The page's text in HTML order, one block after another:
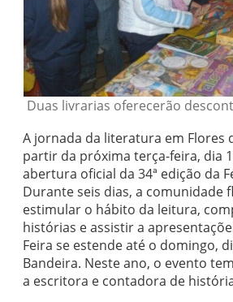
Duas livrarias oferecerão
A jornada da literatura em Flores
partir da próxima terça-feira, dia
abertura oficial da 34ª edição da
Durante seis dias, a comunidade
estimular o hábito da leitura,
histórias e assistir a
Feira se estende até o domingo,
Bandeira. Neste ano, o evento
a escritora e contadora de